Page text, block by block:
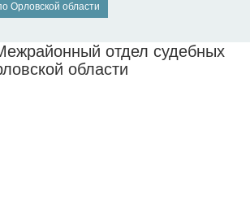
Орловской области
отдел судебных
области